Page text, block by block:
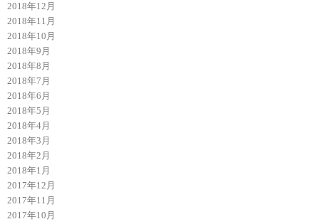
2018年12月
2018年11月
2018年10月
2018年9月
2018年8月
2018年7月
2018年6月
2018年5月
2018年4月
2018年3月
2018年2月
2018年1月
2017年12月
2017年11月
2017年10月